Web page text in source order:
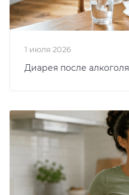
1 июля 2026
Диарея после алкоголя